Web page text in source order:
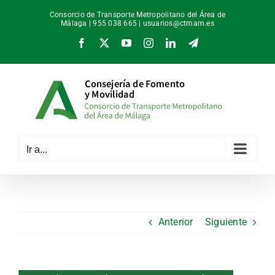
Consorcio de Transporte Metropolitano del Área de
Málaga | 955 038 665 | usuarios@ctmam.es
Facebook
X YouTubeInstagramLinkedInTelegram
Ir a...
Anterior Siguiente